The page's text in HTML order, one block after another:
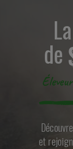
de
et